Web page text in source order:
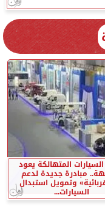
المتهالكة يعود
مبادرة جديدة لدعم
وتمويل استبدال
السيارات...